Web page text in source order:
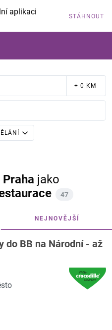
aplikaci STÁHNOUT
+ 0 KM
jako
47
NEJNOVĚJŠÍ
do BB na Národní - až